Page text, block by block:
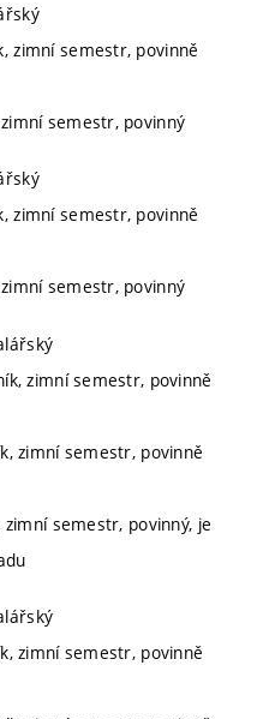
zimní semestr, povinně
semestr, povinný
zimní semestr, povinně
semestr, povinný
zimní semestr, povinně
zimní semestr, povinně
zimní semestr, povinný, je
zimní semestr, povinně